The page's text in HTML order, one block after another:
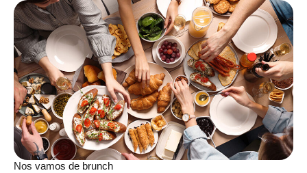
Nos vamos de brunch